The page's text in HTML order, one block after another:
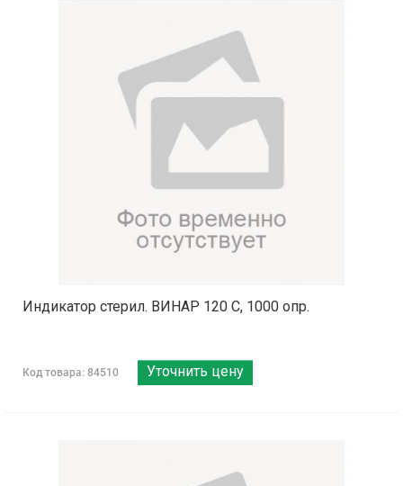
Индикатор стерил. ВИНАР 120 С, 1000 опр.
Код товара: 84510 Уточнить цену